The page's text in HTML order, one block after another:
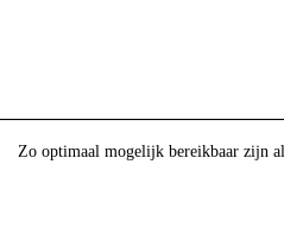
Zo optimaal mogelijk bereikbaar zijn